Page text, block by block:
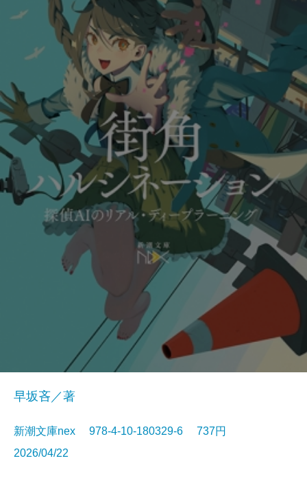
早坂吝／著
新潮文庫nex 978-4-10-180329-6 737円
2026/04/22